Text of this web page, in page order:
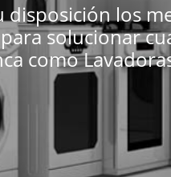
disposición los
solucionar
como